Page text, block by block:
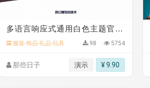
多语言响应式通用白色主题官网模板
服装-饰品-礼品-玩具 98 5754
那些日子 演示 ¥ 9.90